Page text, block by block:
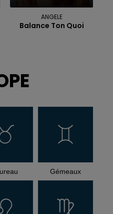
ANGELE
Balance Ton Quoi
Gémeaux